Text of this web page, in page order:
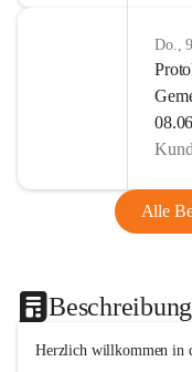
Do.,
Alle
Beschreibung
Herzlich willkommen in